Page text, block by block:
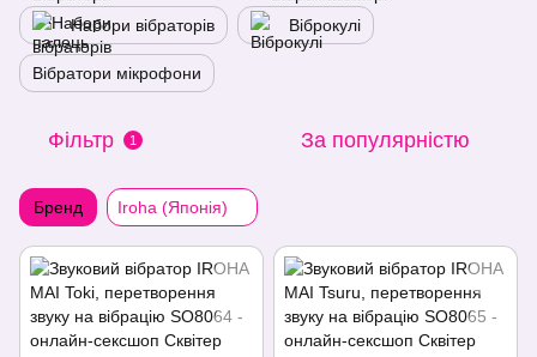
Набори вібраторів Віброкулі
Вібратори мікрофони
Фільтр 1 За популярністю
Бренд Iroha (Японія)